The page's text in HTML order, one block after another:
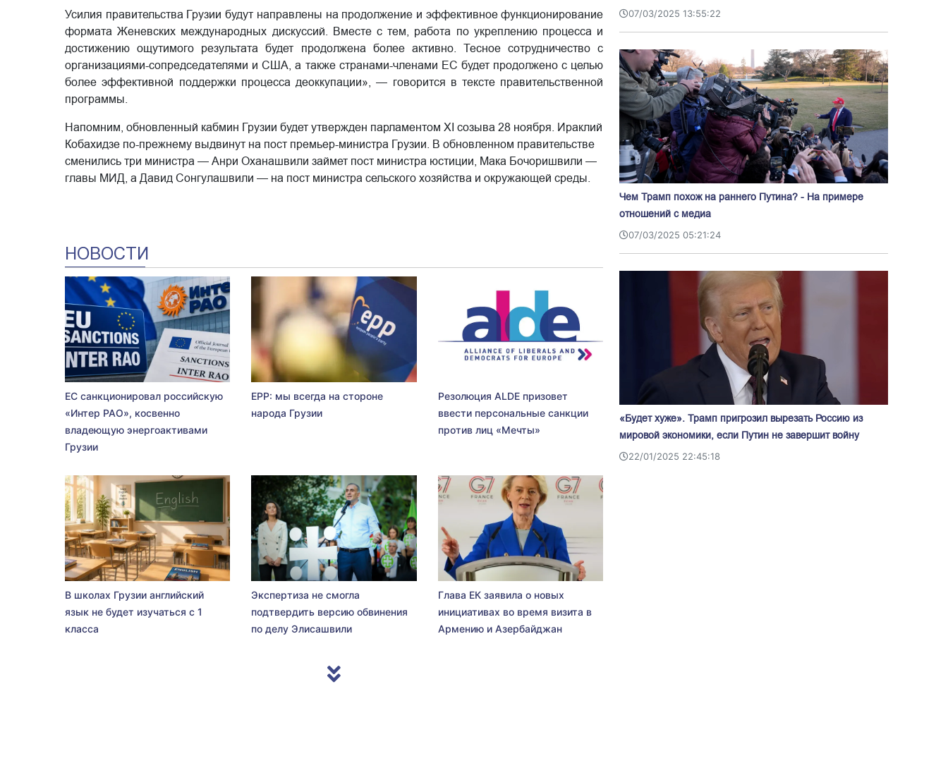
Усилия правительства Грузии будут направлены на продолжение и эффективное функционирование
формата Женевских международных дискуссий. Вместе с тем, работа по укреплению процесса и
достижению ощутимого результата будет продолжена более активно. Тесное сотрудничество с
организациями-сопредседателями и США, а также странами-членами ЕС будет продолжено с целью
более эффективной поддержки процесса деоккупации», — говорится в тексте правительственной
программы.
Напомним, обновленный кабмин Грузии будет утвержден парламентом XI созыва 28 ноября. Ираклий
Кобахидзе по-прежнему выдвинут на пост премьер-министра Грузии. В обновленном правительстве
сменились три министра — Анри Оханашвили займет пост министра юстиции, Мака Бочоришвили —
главы МИД, а Давид Сонгулашвили — на пост министра сельского хозяйства и окружающей среды.
НОВОСТИ
ЕС санкционировал российскую
«Интер РАО», косвенно
владеющую энергоактивами
Грузии
EPP: мы всегда на стороне
народа Грузии
Резолюция ALDE призовет
ввести персональные санкции
против лиц «Мечты»
В школах Грузии английский
язык не будет изучаться с 1
класса
Экспертиза не смогла
подтвердить версию обвинения
по делу Элисашвили
Глава ЕК заявила о новых
инициативах во время визита в
Армению и Азербайджан
07/03/2025 13:55:22
Чем Трамп похож на раннего Путина? - На примере
отношений с медиа
07/03/2025 05:21:24
«Будет хуже». Трамп пригрозил вырезать Россию из
мировой экономики, если Путин не завершит войну
22/01/2025 22:45:18